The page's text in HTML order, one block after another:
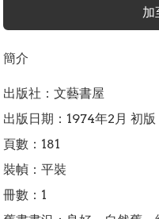
加
簡介
出版社：文藝書屋
出版日期：1974年2月 初版
頁數：181
裝幀：平裝
冊數：1